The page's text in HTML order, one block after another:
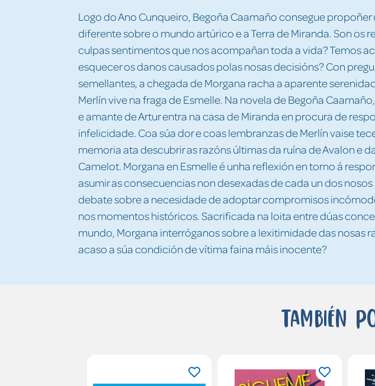
Logo do Ano Cunqueiro, Begoña Caamaño consegue propoñer
diferente sobre o mundo artúrico e a Terra de Miranda. Son os
culpas sentimentos que nos acompañan toda a vida? Temos
esquecer os danos causados polas nosas decisións? Con
semellantes, a chegada de Morgana racha a aparente
Merlín vive na fraga de Esmelle. Na novela de Begoña
e amante de Artur entra na casa de Miranda en procura de
infelicidade. Coa súa dor e coas lembranzas de Merlín vaise
memoria ata descubrir as razóns últimas da ruína de Avalon e
Camelot. Morgana en Esmelle é unha reflexión en torno á
asumir as consecuencias non desexadas de cada un dos nosos
debate sobre a necesidade de adoptar compromisos
nos momentos históricos. Sacrificada na loita entre dúas
mundo, Morgana interróganos sobre a lexitimidade das nosas
acaso a súa condición de vítima faina máis inocente?
También